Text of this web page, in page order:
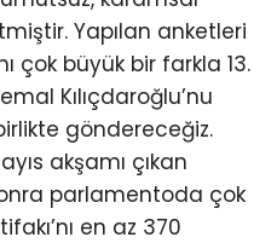
Yapılan anketleri
çok büyük bir farkla 13.
Kılıçdaroğlu’nu
göndereceğiz.
akşamı çıkan
parlamentoda çok
en az 370